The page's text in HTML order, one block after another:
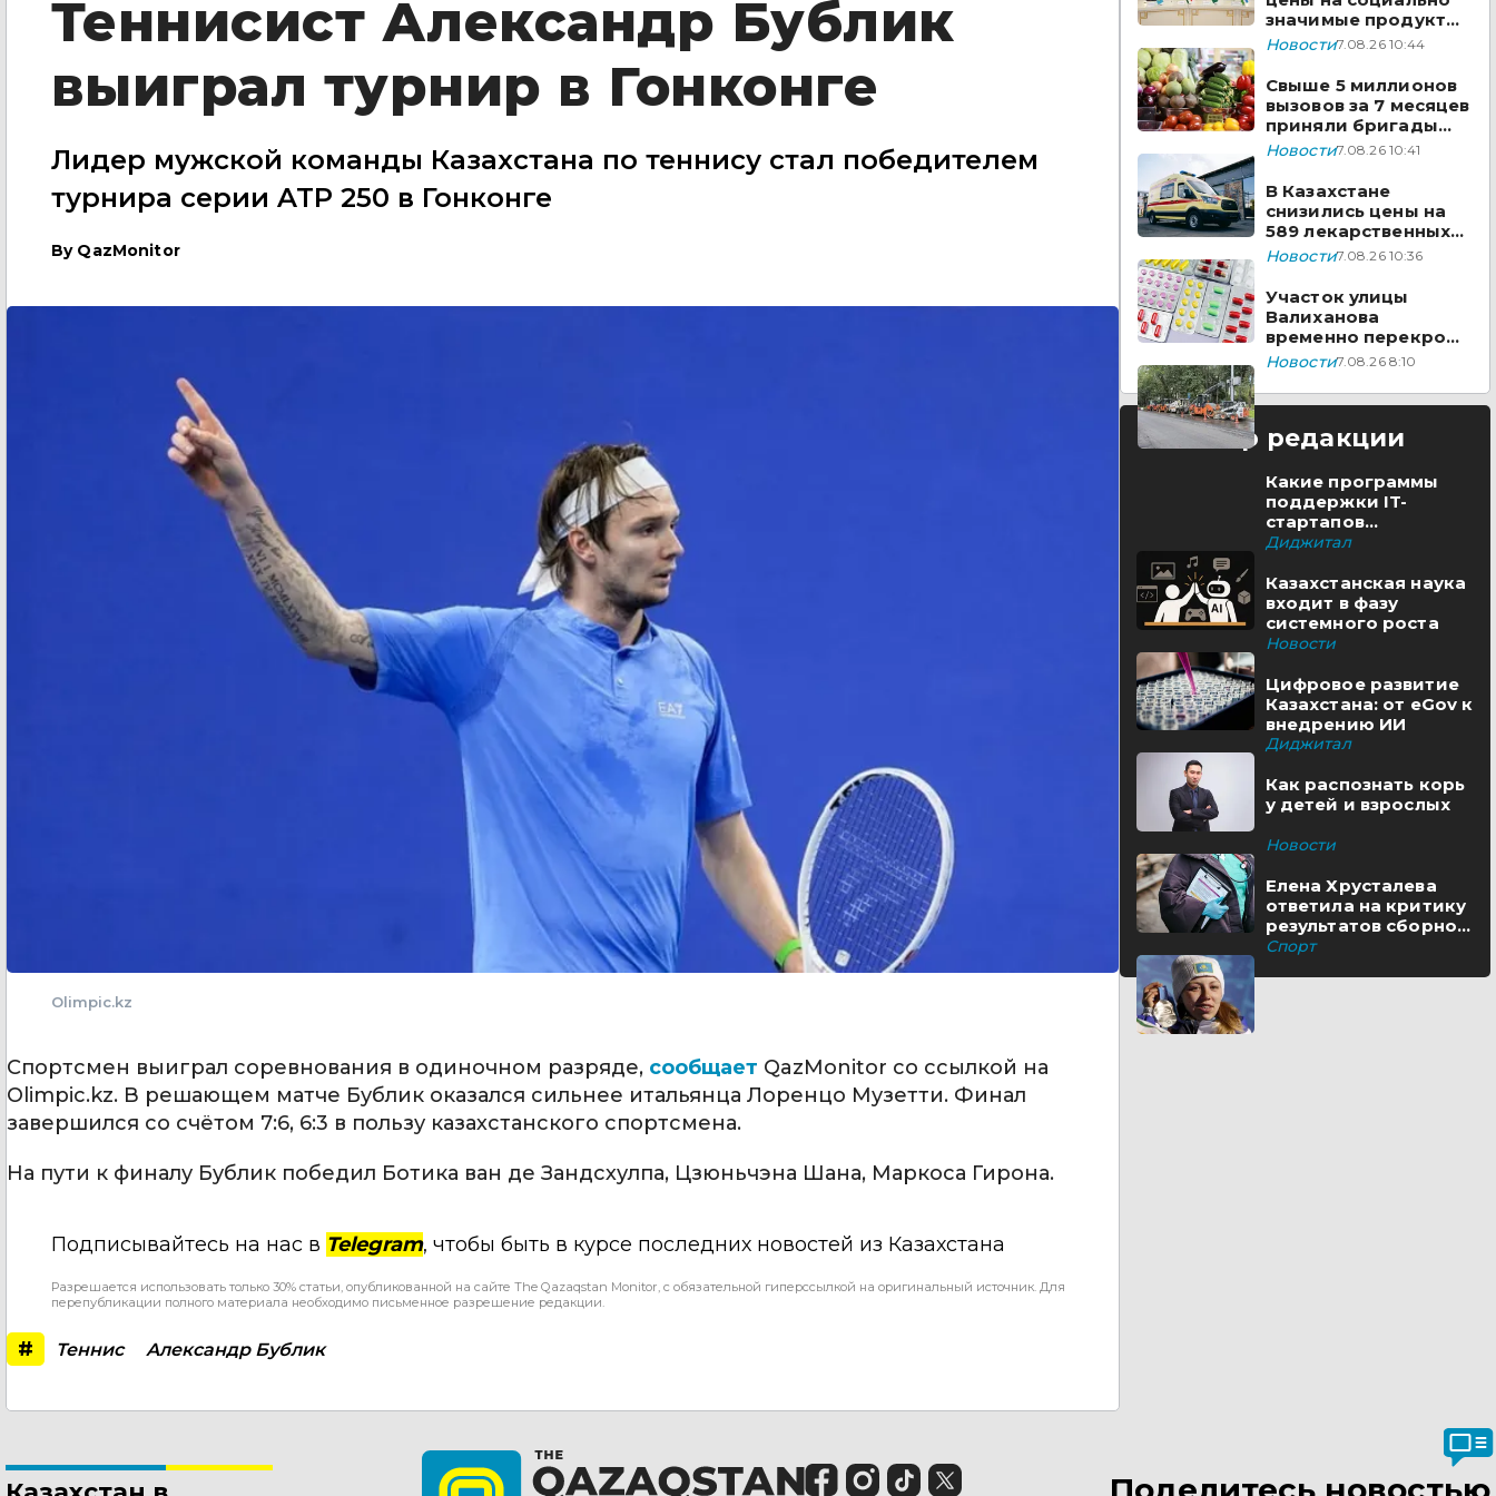
Теннисист Александр Бублик
выиграл турнир в Гонконге
Лидер мужской команды Казахстана по теннису стал победителем
турнира серии ATP 250 в Гонконге
By QazMonitor
Olimpic.kz
Спортсмен выиграл соревнования в одиночном разряде, сообщает QazMonitor со ссылкой на
Olimpic.kz. В решающем матче Бублик оказался сильнее итальянца Лоренцо Музетти. Финал
завершился со счётом 7:6, 6:3 в пользу казахстанского спортсмена.
На пути к финалу Бублик победил Ботика ван де Зандсхулпа, Цзюньчэна Шана, Маркоса Гирона.
Подписывайтесь на нас в Telegram, чтобы быть в курсе последних новостей из Казахстана
Разрешается использовать только 30% статьи, опубликованной на сайте The Qazaqstan Monitor, с обязательной гиперссылкой на оригинальный источник. Для
перепубликации полного материала необходимо письменное разрешение редакции.
# Теннис Александр Бублик
значимые продукты
за неделю
Новости7.08.26 10:44
Свыше 5 миллионов
вызовов за 7 месяцев
приняли бригады
скорой помощи
Новости7.08.26 10:41
В Казахстане
снизились цены на
589 лекарственных
препаратов
Новости7.08.26 10:36
Участок улицы
Валиханова
временно перекроют
в Астане
Новости7.08.26 8:10
Выбор редакции
Какие программы
поддержки IT-
стартапов
реализуются в
Диджитал
Казахстанская наука
входит в фазу
системного роста
Новости
Цифровое развитие
Казахстана: от eGov к
внедрению ИИ
Диджитал
Как распознать корь
у детей и взрослых
Новости
Елена Хрусталева
ответила на критику
результатов сборной
Казахстана
Спорт